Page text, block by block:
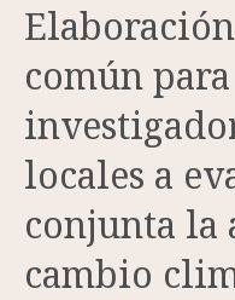
común
locales a
conjunta la
cambio